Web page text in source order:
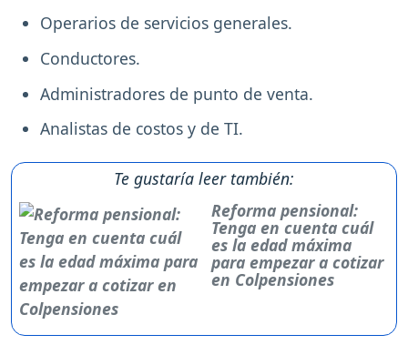
Operarios de servicios generales.
Conductores.
Administradores de punto de venta.
Analistas de costos y de TI.
Te gustaría leer también:
Reforma pensional:
Tenga en cuenta cuál
es la edad máxima
para empezar a cotizar
en Colpensiones